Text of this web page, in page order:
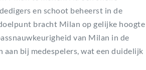
en schoot beheerst in de
bracht Milan op gelijke hoogte
van Milan in de
aan bij medespelers, wat een duidelijk